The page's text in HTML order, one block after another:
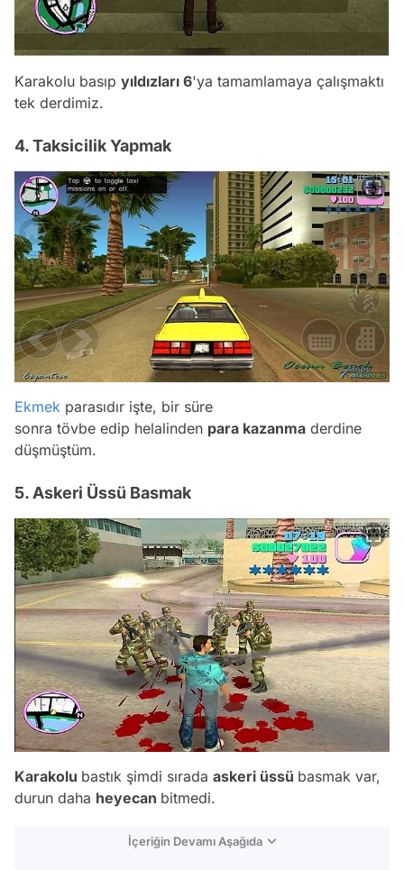
Karakolu basıp yıldızları 6'ya tamamlamaya çalışmaktı
tek derdimiz.
4. Taksicilik Yapmak
Ekmek parasıdır işte, bir süre
sonra tövbe edip helalinden para kazanma derdine
düşmüştüm.
5. Askeri Üssü Basmak
Karakolu bastık şimdi sırada askeri üssü basmak var,
durun daha heyecan bitmedi.
İçeriğin Devamı Aşağıda